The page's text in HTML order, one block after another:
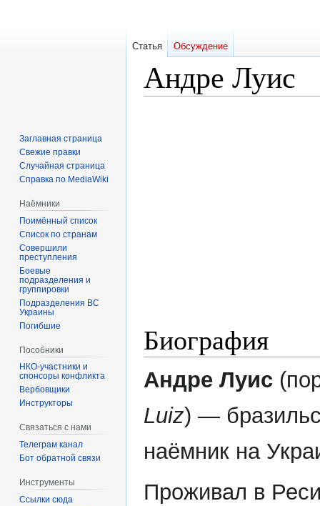
Андре Луис
Биография
Андре Луис
Luiz) —
наёмник на
Проживал в
Статья Обсуждение
Заглавная страница
Свежие правки
Случайная страница
Справка по MediaWiki
Наёмники
Поимённый список
Список по странам
Совершили
преступления
Боевые
подразделения и
группировки
Подразделения ВС
Украины
Погибшие
Пособники
спонсоры конфликта
‏‎Вербовщики
Инструкторы
Связаться с нами
Телеграм канал
Бот обратной связи
Инструменты
Ссылки сюда